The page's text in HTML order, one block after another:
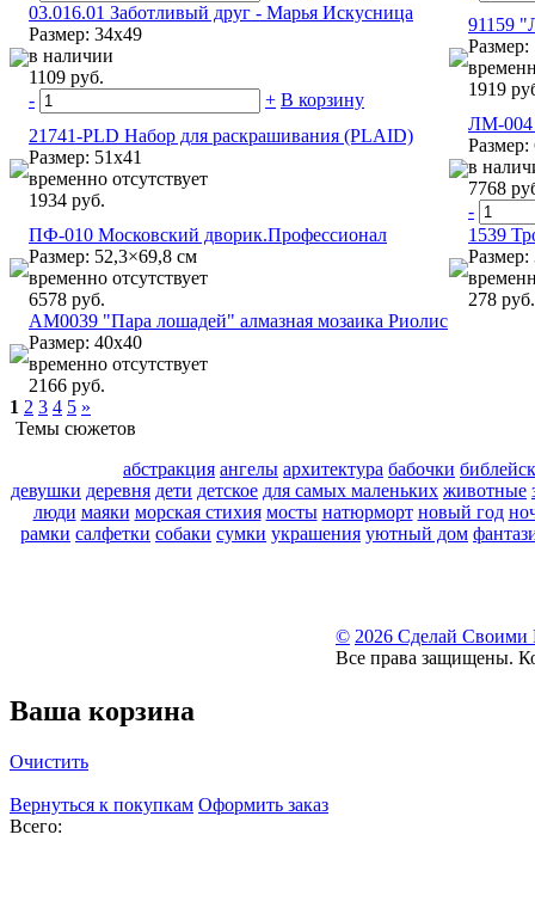
03.016.01 Заботливый друг - Марья Искусница
Размер: 34х49
в наличии
1109 руб.
-
+ В корзину
91159
Размер:
1919
21741-PLD Набор для раскрашивания (PLAID)
Размер: 51х41
временно отсутствует
1934 руб.
ЛМ-004
Размер:
в
7768
-
ПФ-010 Московский дворик.Профессионал
Размер: 52,3×69,8 см
временно отсутствует
6578 руб.
1539
Размер:
278 руб.
АМ0039 "Пара лошадей" алмазная мозаика Риолис
Размер: 40х40
временно отсутствует
2166 руб.
1 2 3 4 5 »
Темы сюжетов
абстракция ангелы архитектура бабочки
девушки деревня дети детское для самых маленьких животные
люди маяки морская стихия мосты натюрморт новый год
рамки салфетки собаки сумки украшения уютный дом
© 2026 Сделай Своими
Все права защищены.
Ваша корзина
Очистить
Вернуться к покупкам Оформить заказ
Всего: